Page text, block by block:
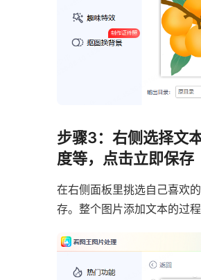
步骤3：右侧选择文
度等，点击立即保存
在右侧面板里挑选自己喜欢
存。整个图片添加文本的过